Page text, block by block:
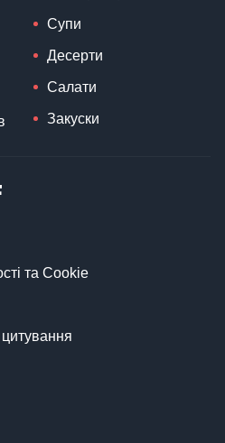
Супи
Десерти
Салати
Закуски
та Cookie